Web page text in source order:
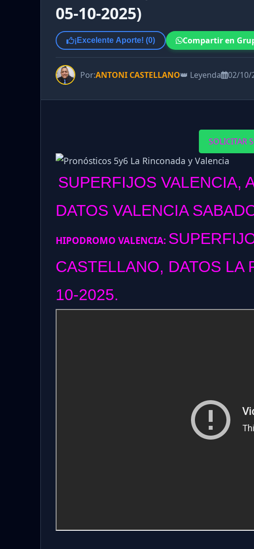
05-10-2025)
¡Excelente Aporte! (0) Compartir en
Por:ANTONI CASTELLANO👑 Leyenda 02/10/
SOLICITAR
SUPERFIJOS VALENCIA,
DATOS VALENCIA
HIPODROMO VALENCIA:
CASTELLANO, DATOS LA
10-2025.